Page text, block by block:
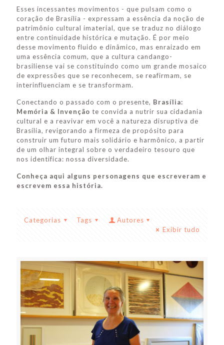
Esses incessantes movimentos - que pulsam como o
coração de Brasília - expressam a essência da noção de
patrimônio cultural imaterial, que se traduz no diálogo
entre continuidade histórica e mutação. É por meio
desse movimento fluido e dinâmico, mas enraizado em
uma essência comum, que a cultura candango-
brasiliense vai se constituindo como um grande mosaico
de expressões que se reconhecem, se reafirmam, se
interinfluenciam e se transformam.
Conectando o passado com o presente, Brasília:
Memória & Invenção te convida a nutrir sua cidadania
cultural e a reavivar em você a natureza disruptiva de
Brasília, revigorando a firmeza de propósito para
construir um futuro mais solidário e harmônico, a partir
de um olhar integral sobre o verdadeiro tesouro que
nos identifica: nossa diversidade.
Conheça aqui alguns personagens que escreveram e
escrevem essa história.
Categorias Tags
Autores
Exibir tudo